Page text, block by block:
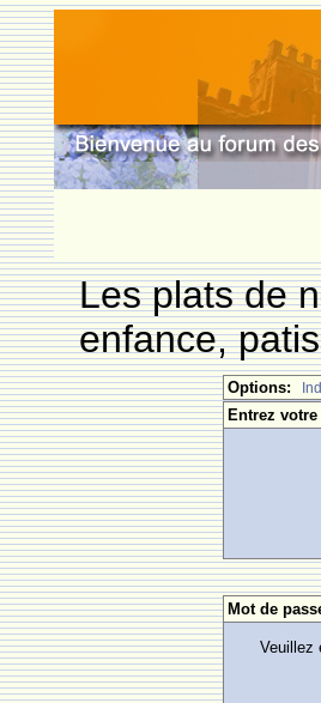
Les plats de
enfance,
Options:
Entrez
Mot de
Veuillez